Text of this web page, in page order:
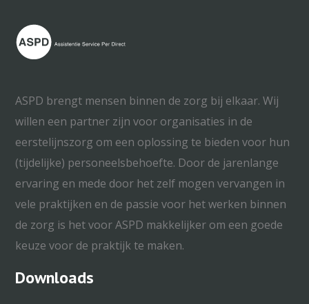
ASPD brengt mensen binnen de zorg bij elkaar. Wij
willen een partner zijn voor organisaties in de
eerstelijnszorg om een oplossing te bieden voor hun
(tijdelijke) personeelsbehoefte. Door de jarenlange
ervaring en mede door het zelf mogen vervangen in
vele praktijken en de passie voor het werken binnen
de zorg is het voor ASPD makkelijker om een goede
keuze voor de praktijk te maken.
Downloads